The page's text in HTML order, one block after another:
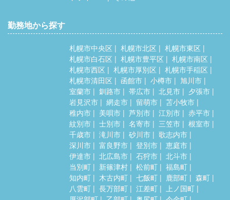
勤務地から探す
札幌市中央区 札幌市北区
札幌市東区
札幌市白石区
札幌市豊平区
札幌市南区
札幌市西区
札幌市厚別区
札幌市手稲区
札幌市清田区
函館市 小樽市
旭川市
室蘭市
釧路市 帯広市 北見市
夕張市
岩見沢市
網走市 留萌市
苫小牧市
稚内市
美唄市 芦別市 江別市
赤平市
紋別市
士別市 名寄市 三笠市
根室市
千歳市
滝川市 砂川市
歌志内市
深川市
富良野市 登別市
恵庭市
伊達市
北広島市 石狩市
北斗市
当別町
新篠津村 松前町
福島町
知内町
木古内町 七飯町 鹿部町
森町
八雲町
長万部町 江差町
上ノ国町